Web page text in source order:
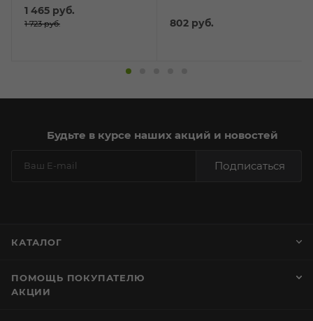
1 465 руб.
1 723руб. 802 руб.
Будьте в курсе наших акций и новостей
Подписаться
КАТАЛОГ
ПОМОЩЬ ПОКУПАТЕЛЮ
АКЦИИ